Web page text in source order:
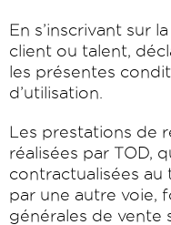
En s’inscrivant sur
client ou talent,
les présentes
d’utilisation.
Les prestations de
réalisées par TOD,
contractualisées au
par une autre voie,
générales de vente